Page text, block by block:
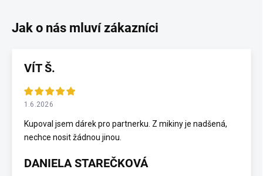
VÍT Š.
1.6.2026
Kupoval jsem dárek pro partnerku. Z mikiny je nadšená,
nechce nosit žádnou jinou.
DANIELA STAREČKOVÁ